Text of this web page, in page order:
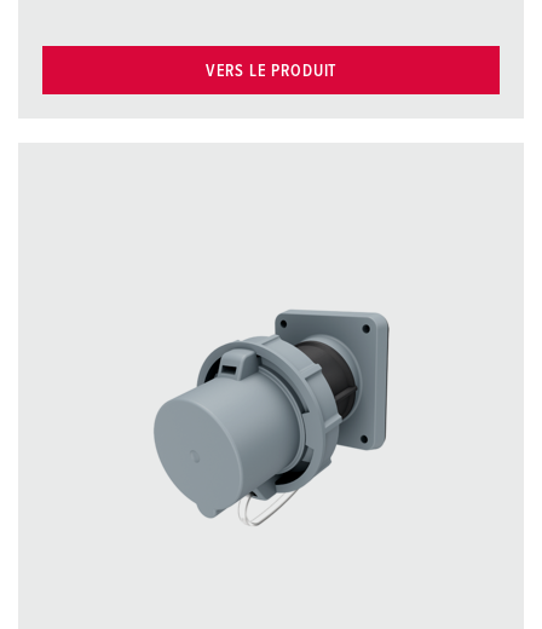
VERS LE PRODUIT